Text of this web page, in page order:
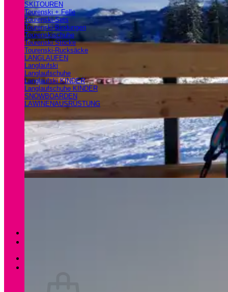
SKITOUREN
Tourenski + Felle
Tourenski-Sets
Tourenski-Bindungen
Tourenskischuhe
Tourenski Stöcke
Tourenski-Rucksäcke
LANGLAUFEN
Langlaufski
Langlaufschuhe
Langlaufski KINDER
Langlaufschuhe KINDER
SNOWBOARDEN
LAWINENAUSRÜSTUNG